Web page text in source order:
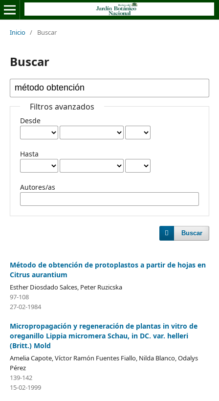
Inicio / Buscar
Buscar
Filtros avanzados
Desde
Hasta
Autores/as
Buscar
Método de obtención de protoplastos a partir de hojas en
Citrus aurantium
Esther Diosdado Salces, Peter Ruzicska
97-108
27-02-1984
Micropropagación y regeneración de plantas in vitro de
oreganillo Lippia micromera Schau, in DC. var. helleri
(Britt.) Mold
Amelia Capote, Víctor Ramón Fuentes Fiallo, Nilda Blanco, Odalys
Pérez
139-142
15-02-1999